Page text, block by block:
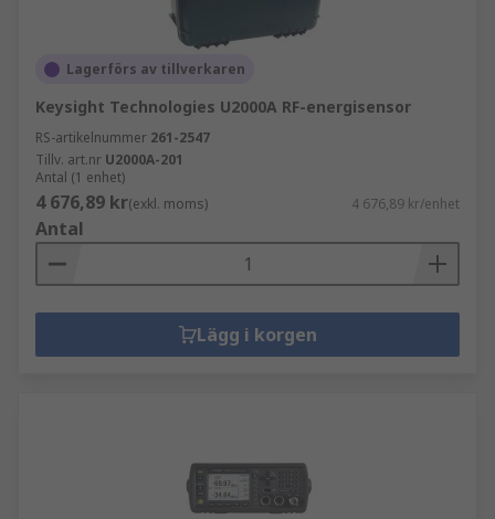
Lagerförs av tillverkaren
Keysight Technologies U2000A RF-energisensor
RS-artikelnummer 261-2547
Tillv. art.nr U2000A-201
Antal (1 enhet)
4 676,89 kr(exkl. moms) 4 676,89 kr/enhet
Antal
Lägg i korgen